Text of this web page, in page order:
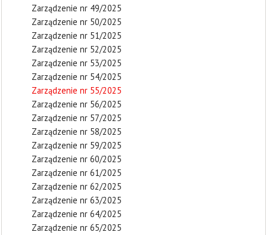
Zarządzenie nr 49/2025
Zarządzenie nr 50/2025
Zarządzenie nr 51/2025
Zarządzenie nr 52/2025
Zarządzenie nr 53/2025
Zarządzenie nr 54/2025
Zarządzenie nr 55/2025
Zarządzenie nr 56/2025
Zarządzenie nr 57/2025
Zarządzenie nr 58/2025
Zarządzenie nr 59/2025
Zarządzenie nr 60/2025
Zarządzenie nr 61/2025
Zarządzenie nr 62/2025
Zarządzenie nr 63/2025
Zarządzenie nr 64/2025
Zarządzenie nr 65/2025